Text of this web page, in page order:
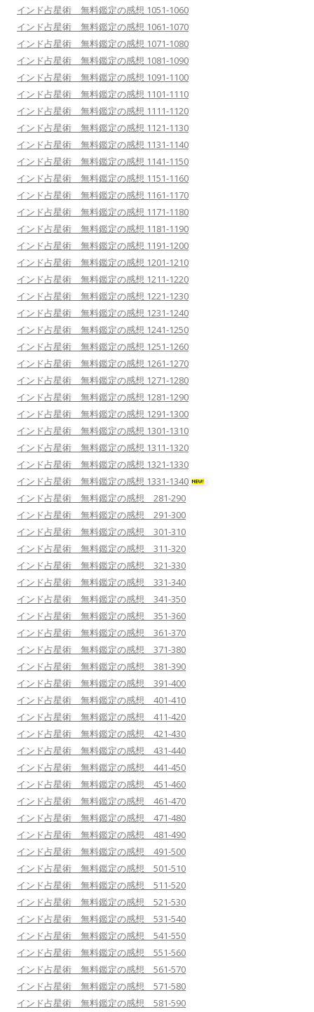
インド占星術 無料鑑定の感想 1051-1060
インド占星術 無料鑑定の感想 1061-1070
インド占星術 無料鑑定の感想 1071-1080
インド占星術 無料鑑定の感想 1081-1090
インド占星術 無料鑑定の感想 1091-1100
インド占星術 無料鑑定の感想 1101-1110
インド占星術 無料鑑定の感想 1111-1120
インド占星術 無料鑑定の感想 1121-1130
インド占星術 無料鑑定の感想 1131-1140
インド占星術 無料鑑定の感想 1141-1150
インド占星術 無料鑑定の感想 1151-1160
インド占星術 無料鑑定の感想 1161-1170
インド占星術 無料鑑定の感想 1171-1180
インド占星術 無料鑑定の感想 1181-1190
インド占星術 無料鑑定の感想 1191-1200
インド占星術 無料鑑定の感想 1201-1210
インド占星術 無料鑑定の感想 1211-1220
インド占星術 無料鑑定の感想 1221-1230
インド占星術 無料鑑定の感想 1231-1240
インド占星術 無料鑑定の感想 1241-1250
インド占星術 無料鑑定の感想 1251-1260
インド占星術 無料鑑定の感想 1261-1270
インド占星術 無料鑑定の感想 1271-1280
インド占星術 無料鑑定の感想 1281-1290
インド占星術 無料鑑定の感想 1291-1300
インド占星術 無料鑑定の感想 1301-1310
インド占星術 無料鑑定の感想 1311-1320
インド占星術 無料鑑定の感想 1321-1330
インド占星術 無料鑑定の感想 1331-1340
インド占星術 無料鑑定の感想 281-290
インド占星術 無料鑑定の感想 291-300
インド占星術 無料鑑定の感想 301-310
インド占星術 無料鑑定の感想 311-320
インド占星術 無料鑑定の感想 321-330
インド占星術 無料鑑定の感想 331-340
インド占星術 無料鑑定の感想 341-350
インド占星術 無料鑑定の感想 351-360
インド占星術 無料鑑定の感想 361-370
インド占星術 無料鑑定の感想 371-380
インド占星術 無料鑑定の感想 381-390
インド占星術 無料鑑定の感想 391-400
インド占星術 無料鑑定の感想 401-410
インド占星術 無料鑑定の感想 411-420
インド占星術 無料鑑定の感想 421-430
インド占星術 無料鑑定の感想 431-440
インド占星術 無料鑑定の感想 441-450
インド占星術 無料鑑定の感想 451-460
インド占星術 無料鑑定の感想 461-470
インド占星術 無料鑑定の感想 471-480
インド占星術 無料鑑定の感想 481-490
インド占星術 無料鑑定の感想 491-500
インド占星術 無料鑑定の感想 501-510
インド占星術 無料鑑定の感想 511-520
インド占星術 無料鑑定の感想 521-530
インド占星術 無料鑑定の感想 531-540
インド占星術 無料鑑定の感想 541-550
インド占星術 無料鑑定の感想 551-560
インド占星術 無料鑑定の感想 561-570
インド占星術 無料鑑定の感想 571-580
インド占星術 無料鑑定の感想 581-590